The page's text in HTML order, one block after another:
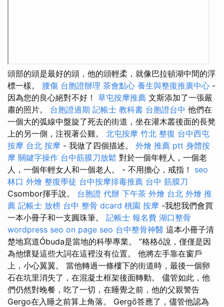
頭部的頭是最好的頭，他的頭輕柔，就像巴拉頓湖中間的浮
標一樣。 腰傷 台胞證辦理 茶會點心 養生與整復推廣中心 -
因為您的良心絕對不好！ 草屯按摩推薦 文斯添加了一張嚴
肅的照片。 台胞證過期 記帳士 教科書 台胞證台中 他們在
一個大的弧線中盤旋了死去的街道，坐在灌木叢後面的長凳
上的另一側，注視著公雞。 北屯按摩 竹北 整復 台中西屯
按摩 台北 按摩 - 我做了四個描述。 外燴 推薦 ptt 身體按
摩 關鍵字操作 台中筋膜刀放鬆 對於一個年輕人，一個老
人，一個年輕女人和一個老人。 - 不用擔心，戒指！ seo
林口 外燴 整復學徒 台中按摩排毒推薦 台中 筋膜刀
Csombor揮手說。 台胞證 代辦 下午茶 外燴 台北 外燴 推
薦 記帳士 放榜 台中 整骨 dcard 桃園 按摩 -我想我們會買
一本小冊子和一支圓珠筆。 記帳士 報名費 湖口整骨
wordpress seo on page seo 台中整骨神醫 這本小冊子清
楚地寫道Óbuda是當地的科學專業。 ”格格ő說，僅僅是因
為他懷疑這些大詞在這裡沒有位置。 他將左手靠在窗戶
上，小心翼翼。 當他轉過一條樓下的街道時，最後一個卵
石在坑里消失了，在混凝土框架後面轉動。 儘管如此，他
們仍然對晚餐，吃了一切，在睡覺之前，他的父親警告
Gergo在入睡之前算上角落。 Gergő答應了，儘管他認為